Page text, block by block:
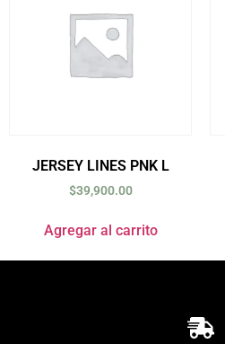
JERSEY LINES PNK L
$39,900.00
Agregar al carrito